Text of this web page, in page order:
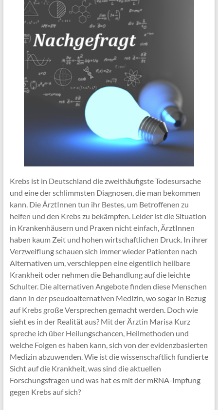
Krebs ist in Deutschland die zweithäufigste Todesursache
und eine der schlimmsten Diagnosen, die man bekommen
kann. Die ÄrztInnen tun ihr Bestes, um Betroffenen zu
helfen und den Krebs zu bekämpfen. Leider ist die Situation
in Krankenhäusern und Praxen nicht einfach, ÄrztInnen
haben kaum Zeit und hohen wirtschaftlichen Druck. In ihrer
Verzweiflung schauen sich immer wieder Patienten nach
Alternativen um, verschleppen eine eigentlich heilbare
Krankheit oder nehmen die Behandlung auf die leichte
Schulter. Die alternativen Angebote finden diese Menschen
dann in der pseudoalternativen Medizin, wo sogar in Bezug
auf Krebs große Versprechen gemacht werden. Doch wie
sieht es in der Realität aus? Mit der Ärztin Marisa Kurz
spreche ich über Heilungschancen, Heilmethoden und
welche Folgen es haben kann, sich von der evidenzbasierten
Medizin abzuwenden. Wie ist die wissenschaftlich fundierte
Sicht auf die Krankheit, was sind die aktuellen
Forschungsfragen und was hat es mit der mRNA-Impfung
gegen Krebs auf sich?